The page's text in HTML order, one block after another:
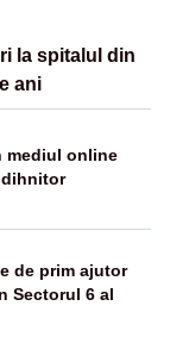
la spitalul din
ani
mediul online
de prim ajutor
Sectorul 6 al